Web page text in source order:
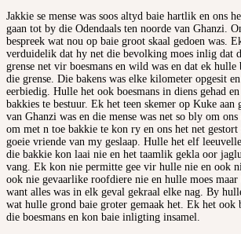
Jakkie se mense was soos altyd baie hartlik en ons
gaan tot by die Odendaals ten noorde van Ghanzi.
bespreek wat nou op baie groot skaal gedoen was.
verduidelik dat hy net die bevolking moes inlig dat
grense net vir boesmans en wild was en dat ek hulle
die grense. Die bakens was elke kilometer opgesit
eerbiedig. Hulle het ook boesmans in diens gehad
bakkies te bestuur. Ek het teen skemer op Kuke aan
van Ghanzi was en die mense was net so bly om
om met n toe bakkie te kon ry en ons het net gestort
goeie vriende van my geslaap. Hulle het elf
die bakkie kon laai nie en het taamlik gekla oor
vang. Ek kon nie permitte gee vir hulle nie en ook
ook nie gevaarlike roofdiere nie en hulle moes maar
want alles was in elk geval gekraal elke nag. By
wat hulle grond baie groter gemaak het. Ek het ook
die boesmans en kon baie inligting insamel.